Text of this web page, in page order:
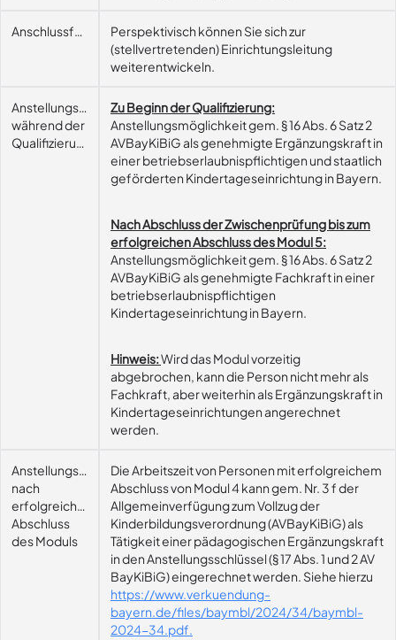
AnschlussfähigkeitPerspektivisch können Sie sich zur
(stellvertretenden) Einrichtungsleitung
weiterentwickeln.
Anstellungsmöglichkeit
während der
Qualifizierung
Zu Beginn der Qualifizierung:
Anstellungsmöglichkeit gem. § 16 Abs. 6 Satz 2
AVBayKiBiG als genehmigte Ergänzungskraft in
einer betriebserlaubnispflichtigen und staatlich
geförderten Kindertageseinrichtung in Bayern.
Nach Abschluss der Zwischenprüfung bis zum
erfolgreichen Abschluss des Modul 5:
Anstellungsmöglichkeit gem. § 16 Abs. 6 Satz 2
AVBayKiBiG als genehmigte Fachkraft in einer
betriebserlaubnispflichtigen
Kindertageseinrichtung in Bayern.
Hinweis:Wird das Modul vorzeitig
abgebrochen, kann die Person nicht mehr als
Fachkraft, aber weiterhin als Ergänzungskraft in
Kindertageseinrichtungen angerechnet
werden.
Anstellungsmöglichkeit
nach
erfolgreichem
Abschluss
des Moduls
Die Arbeitszeit von Personen mit erfolgreichem
Abschluss von Modul 4 kann gem. Nr. 3 f der
Allgemeinverfügung zum Vollzug der
Kinderbildungsverordnung (AVBayKiBiG) als
Tätigkeit einer pädagogischen Ergänzungskraft
in den Anstellungsschlüssel (§ 17 Abs. 1 und 2 AV
BayKiBiG) eingerechnet werden. Siehe hierzu
https://www.verkuendung-
bayern.de/files/baymbl/2024/34/baymbl-
2024-34.pdf.